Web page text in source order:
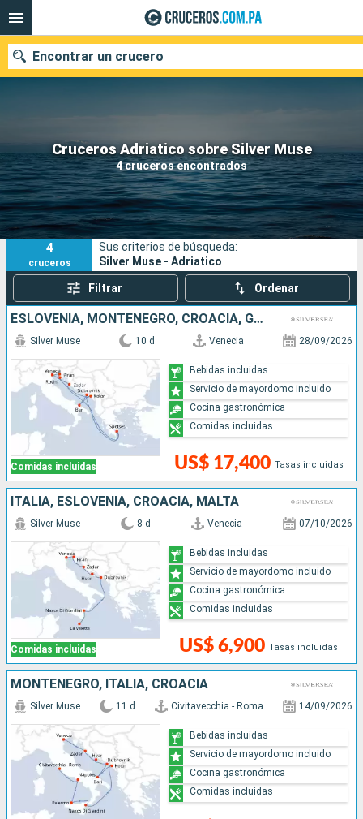
Cruceros Adriatico sobre Silver Muse
4 cruceros encontrados
Encontrar un crucero
Nuestros destinos
Fecha de salida
Puertos Compañías
Buscar
4
cruceros
Sus criterios de búsqueda:
Silver Muse - Adriatico
Filtrar Ordenar
ESLOVENIA, MONTENEGRO, CROACIA, GRECIA, ITALIA
Comidas incluidas
Silver Muse 10 d Venecia 28/09/2026
US$ 17,400 Tasas incluidas
Bebidas incluidas
Servicio de mayordomo incluido
Cocina gastronómica
Comidas incluidas
ITALIA, ESLOVENIA, CROACIA, MALTA
Comidas incluidas
Silver Muse 8 d Venecia 07/10/2026
US$ 6,900 Tasas incluidas
Bebidas incluidas
Servicio de mayordomo incluido
Cocina gastronómica
Comidas incluidas
MONTENEGRO, ITALIA, CROACIA
Silver Muse 11 d Civitavecchia - Roma 14/09/2026
Bebidas incluidas
Servicio de mayordomo incluido
Cocina gastronómica
Comidas incluidas